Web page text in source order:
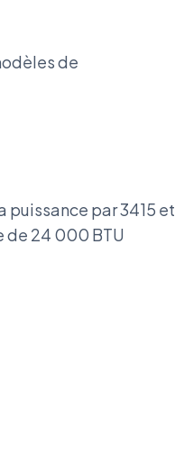
de
puissance par 3415 et
de 24 000 BTU